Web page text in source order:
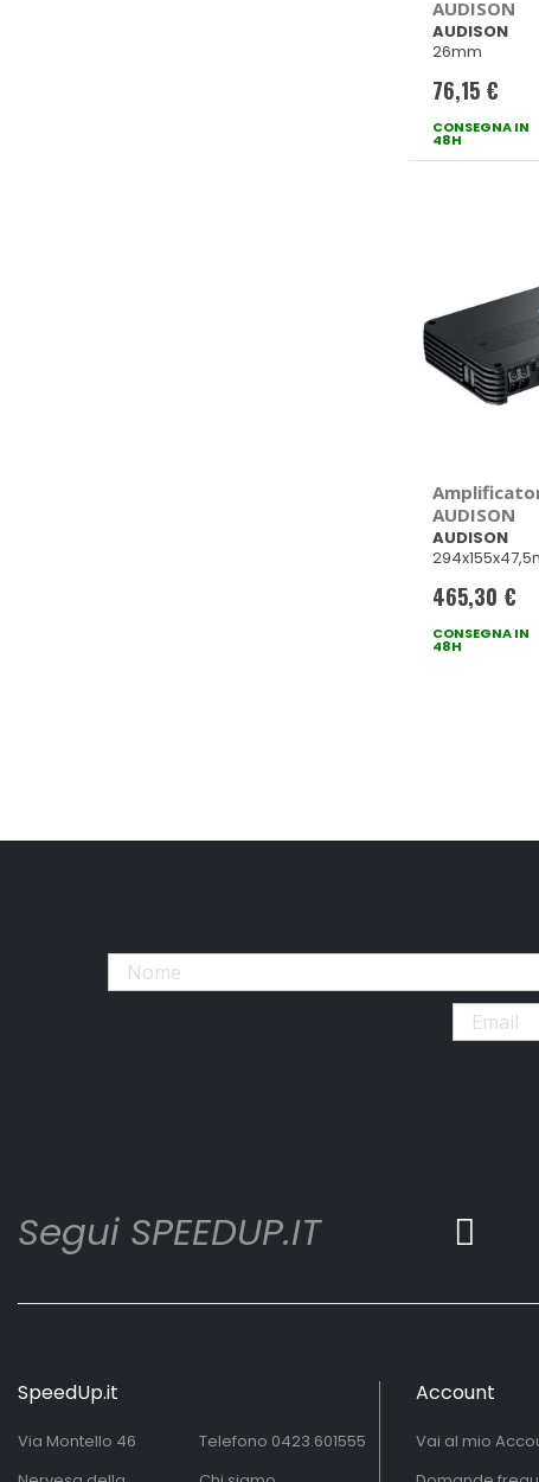
AUDISON
AUDISON
26mm
76,15 €
CONSEGNA IN
48H
AUDISON
AUDISON
465,30 €
CONSEGNA IN
48H
Segui SPEEDUP.IT
SpeedUp.it
Via Montello 46
Telefono 0423.601555
Account
Vai al mio